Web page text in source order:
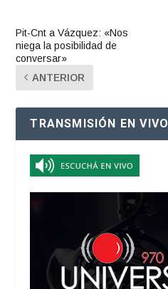
Pit-Cnt a Vázquez: «Nos
niega la posibilidad de
conversar»
ANTERIOR
TRANSMISIÓN EN VIVO